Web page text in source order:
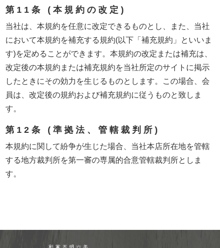
第11条 (本規約の改定)
当社は、本規約を任意に改定できるものとし、また、当社
において本規約を補充する規約(以下「補充規約」といいま
す)を定めることができます。本規約の改定または補充は、
改定後の本規約または補充規約を当社所定のサイトに掲示
したときにその効力を生じるものとします。この場合、会
員は、改定後の規約および補充規約に従うものと致しま
す。
第12条 (準拠法、管轄裁判所)
本規約に関して紛争が生じた場合、当社本店所在地を管轄
する地方裁判所を第一審の専属的合意管轄裁判所としま
す。